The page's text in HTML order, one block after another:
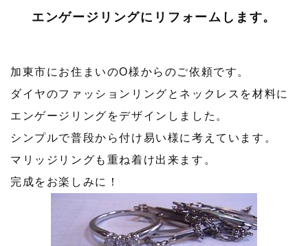
エンゲージリングにリフォームします。
加東市にお住まいのO様からのご依頼です。
ダイヤのファッションリングとネックレスを材料に
エンゲージリングをデザインしました。
シンプルで普段から付け易い様に考えています。
マリッジリングも重ね着け出来ます。
完成をお楽しみに！